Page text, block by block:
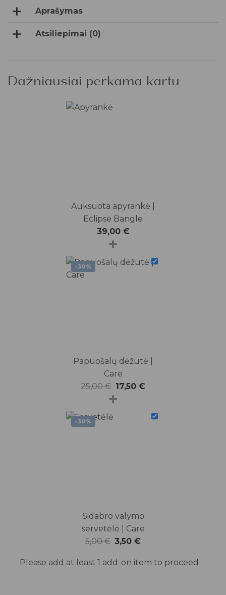
Aprašymas
Atsiliepimai (0)
Dažniausiai perkama kartu
Auksuota apyrankė |
Eclipse Bangle
39,00 €
+
-30%
Papuošalų dėžutė |
Care
25,00€ Original
price
17,50 €Current
+
-30%
Sidabro valymo
servetėlė | Care
5,00€ Original
was:
3,50€Current
is:
Please add at least 1 add-on item to proceed